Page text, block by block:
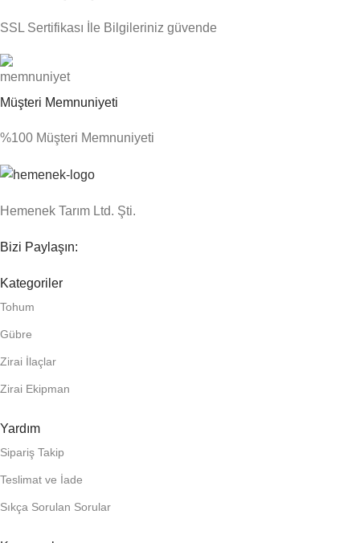
SSL Sertifikası İle Bilgileriniz güvende
Müşteri Memnuniyeti
%100 Müşteri Memnuniyeti
Hemenek Tarım Ltd. Şti.
Bizi Paylaşın:
Kategoriler
Tohum
Gübre
Zirai İlaçlar
Zirai Ekipman
Yardım
Sipariş Takip
Teslimat ve İade
Sıkça Sorulan Sorular